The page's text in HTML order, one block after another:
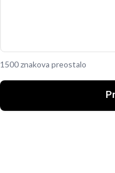
1500 znakova preostalo